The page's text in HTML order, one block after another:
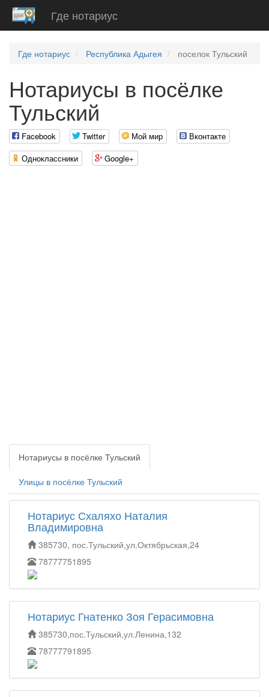
Где нотариус
Где нотариус Республика Адыгея поселок Тульский
Нотариусы в посёлке
Тульский
Facebook Twitter Мой мир
Вконтакте
Одноклассники
Google+
Нотариусы в посёлке Тульский
Улицы в посёлке Тульский
Нотариус Схаляхо Наталия
Владимировна
385730, пос.Тульский,ул.Октябрьская,24
78777751895
Нотариус Гнатенко Зоя Герасимовна
385730,пос.Тульский,ул.Ленина,132
78777791895